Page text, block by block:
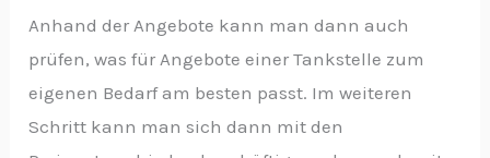
Anhand der Angebote kann man dann auch
prüfen, was für Angebote einer Tankstelle zum
eigenen Bedarf am besten passt. Im weiteren
Schritt kann man sich dann mit den